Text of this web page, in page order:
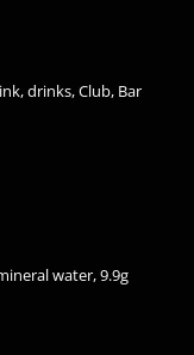
drinks, Club, Bar
water, 9.9g